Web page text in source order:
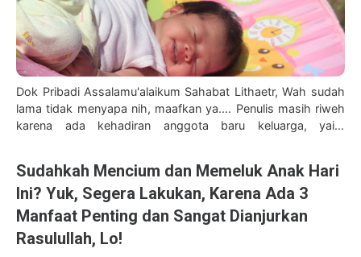
Dok Pribadi Assalamu'alaikum Sahabat Lithaetr, Wah sudah
lama tidak menyapa nih, maafkan ya.... Penulis masih riweh
karena ada kehadiran anggota baru keluarga, yaitu
Sudahkah Mencium dan Memeluk Anak Hari
Ini? Yuk, Segera Lakukan, Karena Ada 3
Manfaat Penting dan Sangat Dianjurkan
Rasulullah, Lo!